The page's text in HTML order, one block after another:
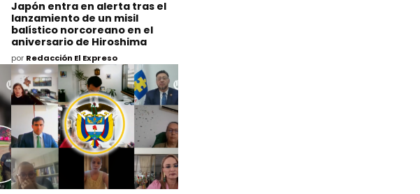
Japón entra en alerta tras el
lanzamiento de un misil
balístico norcoreano en el
aniversario de Hiroshima
por Redacción El Expreso